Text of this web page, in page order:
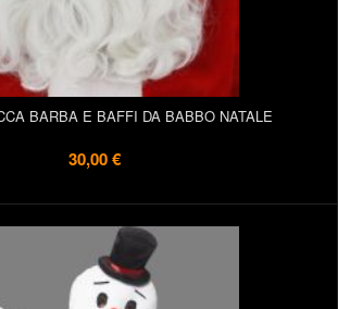
BARBA E BAFFI DA BABBO NATALE
30,00 €